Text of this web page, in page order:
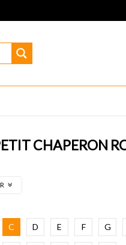
CHAPERON
C D E F G